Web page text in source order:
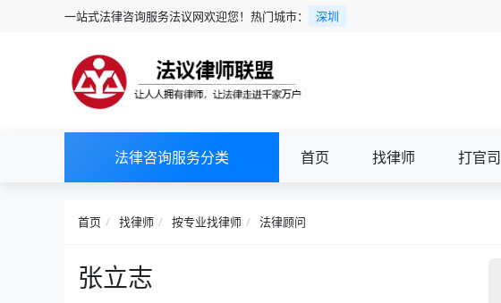
一站式法律咨询服务法议网欢迎您！热门城市： 深圳
法律咨询服务分类 首页 找律师 打官司
首页 找律师 按专业找律师 法律顾问
张立志